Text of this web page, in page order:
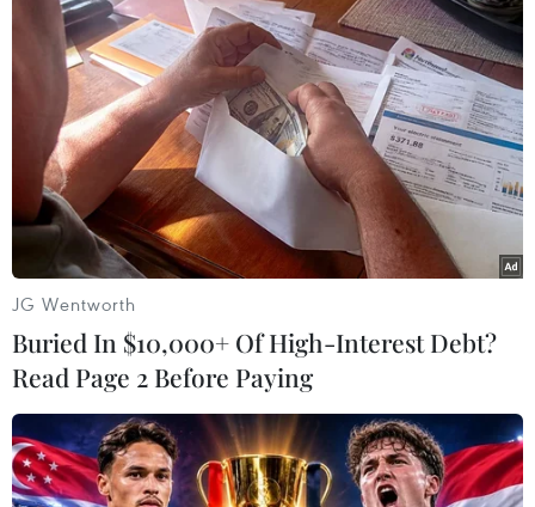
bắt đầu gặt hái được kết quả tốt, doanh thu tăng
trưởng mạnh, uy tín và sự ưa chuộng của doanh
nghiệp Việt Nam tại Nhật đứng ở mức cao.
Các doanh nghiệp Nhật cũng đang trong làn
sóng đi tìm đối tác mới. Việt Nam đang đứng
trước cơ hội để nâng tầm hợp tác công nghệ
thông tin hai nước lên một quy mô và tầm cao
mới./.
JG Wentworth
Buried In $10,000+ Of High-Interest Debt?
Read Page 2 Before Paying